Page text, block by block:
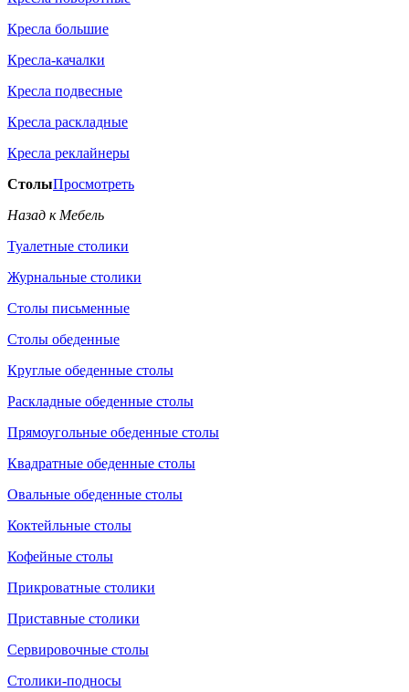
Кресла большие
Кресла-качалки
Кресла подвесные
Кресла раскладные
Кресла реклайнеры
СтолыПросмотреть
Назад к Мебель
Туалетные столики
Журнальные столики
Столы письменные
Столы обеденные
Круглые обеденные столы
Раскладные обеденные столы
Прямоугольные обеденные столы
Квадратные обеденные столы
Овальные обеденные столы
Коктейльные столы
Кофейные столы
Прикроватные столики
Приставные столики
Сервировочные столы
Столики-подносы